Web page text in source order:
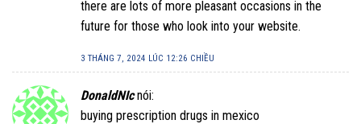
there are lots of more pleasant occasions in the
future for those who look into your website.
3 THÁNG 7, 2024 LÚC 12:26 CHIỀU
DonaldNIc nói:
buying prescription drugs in mexico